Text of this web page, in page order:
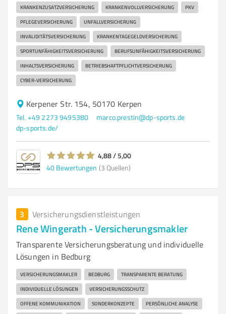
KRANKENZUSATZVERSICHERUNG KRANKENVOLLVERSICHERUNG PKV
PFLEGEVERSICHERUNG UNFALLVERSICHERUNG
INVALIDITÄTSVERSICHERUNG KRANKENTAGEGELDVERSICHERUNG
SPORTUNFÄHIGKEITSVERSICHERUNG BERUFSUNFÄHIGKEITSVERSICHERUNG
INHALTSVERSICHERUNG BETRIEBSHAFTPFLICHTVERSICHERUNG
CYBER-VERSICHERUNG
Kerpener Str. 154, 50170 Kerpen
Tel. +49 2273 9495380
marco.prestin@dp-sports.de
dp-sports.de/
4,88 / 5,00
40 Bewertungen (3 Quellen)
3 Versicherungsdienstleistungen
Rene Wingerath - Versicherungsmakler
Transparente Versicherungsberatung und individuelle
Lösungen in Bedburg
VERSICHERUNGSMAKLER BEDBURG TRANSPARENTE BERATUNG
INDIVIDUELLE LÖSUNGEN VERSICHERUNGSSCHUTZ
OFFENE KOMMUNIKATION SONDERKONZEPTE PERSÖNLICHE ANALYSE